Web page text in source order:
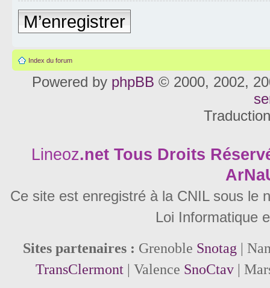
M’enregistrer
Index du forum
Powered by phpBB © 2000, 2002,
Lineoz.net Tous Droits
Ce site est enregistré à la CNIL sous le
Loi Informatique
Sites partenaires : Grenoble Snotag |
TransClermont| Valence SnoCtav|